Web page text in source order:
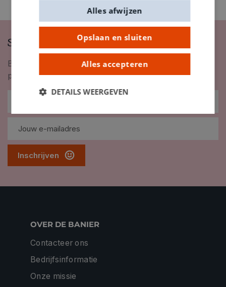
Schrijf je in op onze nieuwsbrief
Blijf op de hoogte van nieuwigheden, inspiratie,
promoties en meer!
Inschrijven
OVER DE BANIER
Contacteer ons
Bedrijfsinformatie
Onze missie
Opslaan en sluiten
Alles accepteren
Alles afwijzen
DETAILS WEERGEVEN